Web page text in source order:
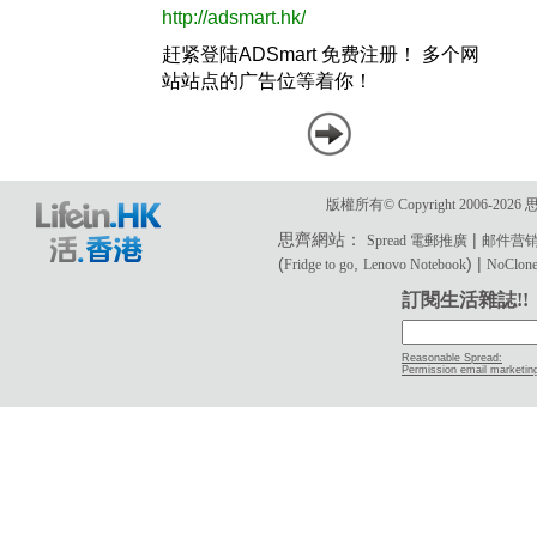
版權所有© Copyright 2006-2026
思齊網站：Spread 電郵推廣 |邮件营
(Fridge to go ,Lenovo Notebook) |